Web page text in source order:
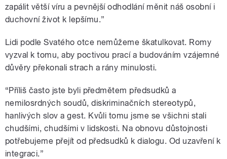
zapálit větší víru a pevnější odhodlání měnit náš osobní i
duchovní život k lepšímu.”
Lidi podle Svatého otce nemůžeme škatulkovat. Romy
vyzval k tomu, aby poctivou prací a budováním vzájemné
důvěry překonali strach a rány minulosti.
“Příliš často jste byli předmětem předsudků a
nemilosrdných soudů, diskriminačních stereotypů,
hanlivých slov a gest. Kvůli tomu jsme se všichni stali
chudšími, chudšími v lidskosti. Na obnovu důstojnosti
potřebujeme přejít od předsudků k dialogu. Od uzavření k
integraci.”